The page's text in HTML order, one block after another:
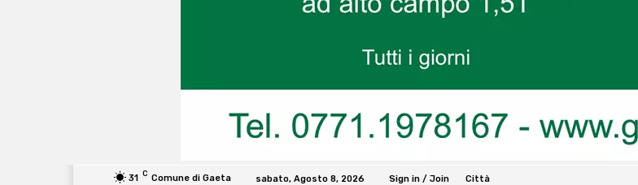
31 C Comune di Gaeta sabato, Agosto 8, 2026 Sign in / Join Città